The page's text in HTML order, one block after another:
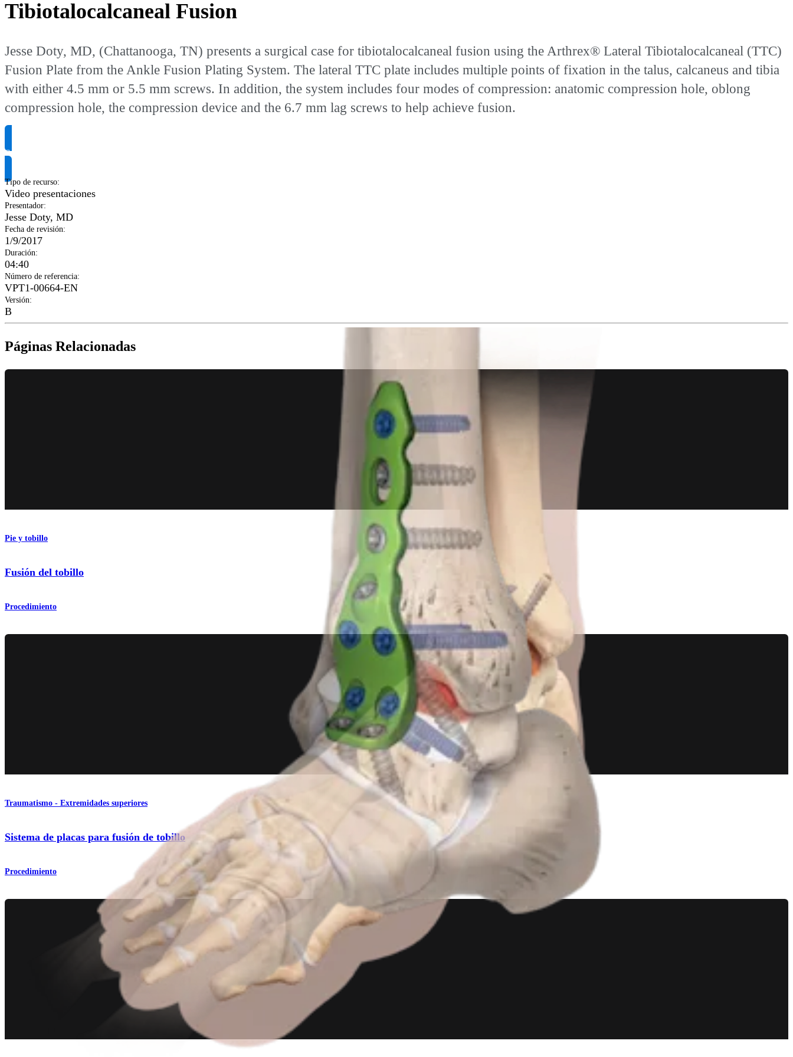
Tibiotalocalcaneal Fusion
Jesse Doty, MD, (Chattanooga, TN) presents a surgical case for tibiotalocalcaneal fusion using the Arthrex® Lateral Tibiotalocalcaneal (TTC)
Fusion Plate from the Ankle Fusion Plating System. The lateral TTC plate includes multiple points of fixation in the talus, calcaneus and tibia
with either 4.5 mm or 5.5 mm screws. In addition, the system includes four modes of compression: anatomic compression hole, oblong
compression hole, the compression device and the 6.7 mm lag screws to help achieve fusion.
Solicitar información del producto
Tipo de recurso:
Video presentaciones
Presentador:
Jesse Doty, MD
Fecha de revisión:
1/9/2017
Duración:
04:40
Número de referencia:
VPT1-00664-EN
Versión:
B
Páginas Relacionadas
Pie y tobillo
Fusión del tobillo
Procedimiento
Traumatismo - Extremidades superiores
Sistema de placas para fusión de tobillo
Procedimiento